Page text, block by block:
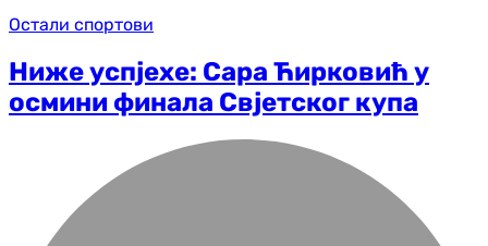
Остали спортови
Ниже успјехе: Сара Ћирковић у
осмини финала Свјетског купа